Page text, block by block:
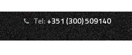
Tel:+351 (300) 509140